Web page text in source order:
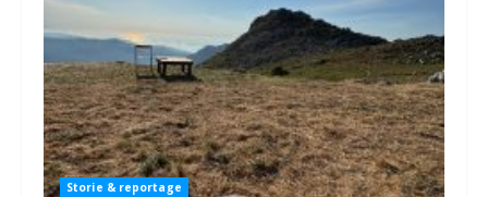
Storie & reportage